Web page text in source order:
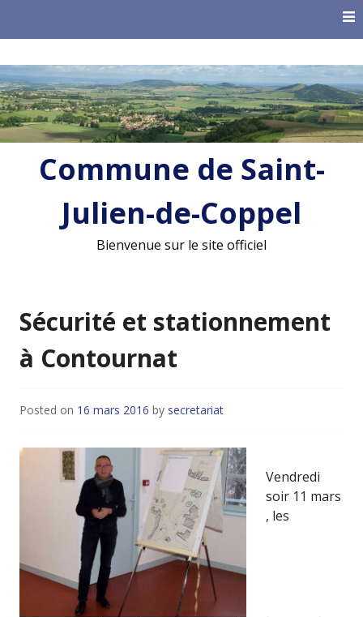
Commune de Saint-
Julien-de-Coppel
Bienvenue sur le site officiel
Sécurité et stationnement
à Contournat
Posted on 16 mars 2016 by secretariat
Vendredi
soir 11 mars
, les